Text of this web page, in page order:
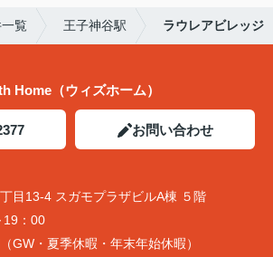
覧 王子神谷駅 ラウレアビレッジ
Home（ウィズホーム）
お問い合わせ
目13-4 スガモプラザビルA棟 ５階
19：00
GW・夏季休暇・年末年始休暇）